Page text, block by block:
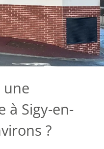
une
à Sigy-en-
?